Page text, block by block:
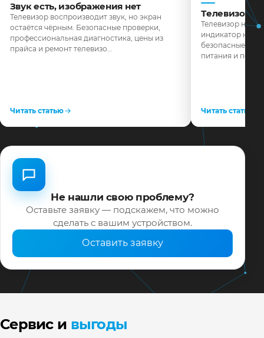
Звук есть, изображения нет
Телевизор воспроизводит звук, но экран
остаётся чёрным. Безопасные проверки,
профессиональная диагностика, цены из
прайса и ремонт телевизо…
Читать статью
Телевизор
Телевизор не
индикатор не
безопасные
питания и
Читать статью
Не нашли свою проблему?
Оставьте заявку — подскажем, что можно
сделать с вашим устройством.
Оставить заявку
Сервис и выгоды